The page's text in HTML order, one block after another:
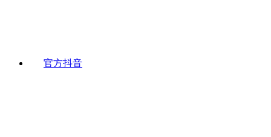
官方抖音